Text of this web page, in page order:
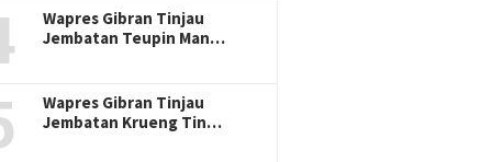
Wapres Gibran Tinjau
Jembatan Teupin Man…
Wapres Gibran Tinjau
Jembatan Krueng Tin…